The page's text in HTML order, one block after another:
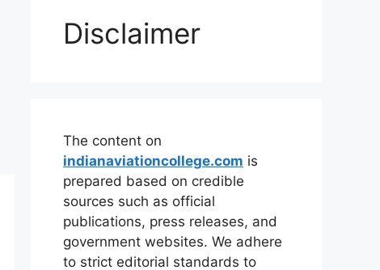
Disclaimer
The content on
indianaviationcollege.com is
prepared based on credible
sources such as official
publications, press releases, and
government websites. We adhere
to strict editorial standards to